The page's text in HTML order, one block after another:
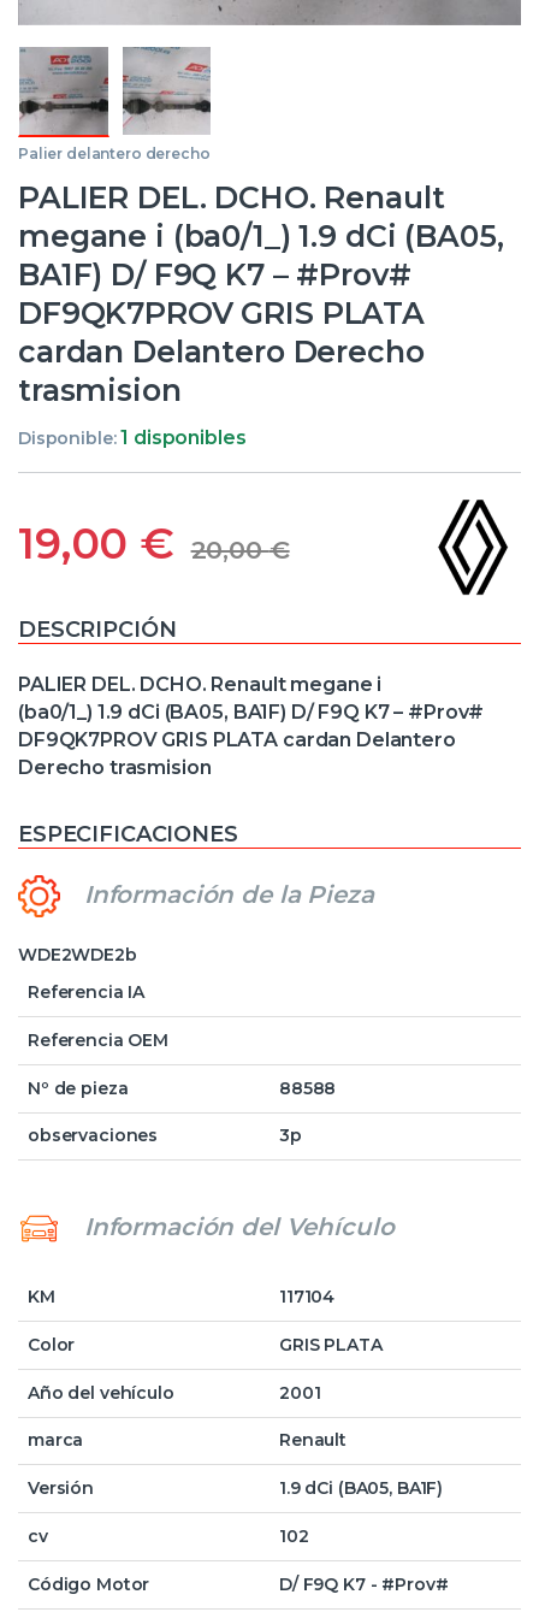
Palier delantero derecho
PALIER DEL. DCHO. Renault
megane i (ba0/1_) 1.9 dCi (BA05,
BA1F) D/ F9Q K7 – #Prov#
DF9QK7PROV GRIS PLATA
cardan Delantero Derecho
trasmision
Disponible:1 disponibles
19,00 € 20,00€
DESCRIPCIÓN
PALIER DEL. DCHO. Renault megane i
(ba0/1_) 1.9 dCi (BA05, BA1F) D/ F9Q K7 – #Prov#
DF9QK7PROV GRIS PLATA cardan Delantero
Derecho trasmision
ESPECIFICACIONES
Información de la Pieza
WDE2WDE2b
Referencia IA
Referencia OEM
Nº de pieza 88588
observaciones 3p
Información del Vehículo
KM 117104
Color GRIS PLATA
Año del vehículo 2001
marca Renault
Versión 1.9 dCi (BA05, BA1F)
cv 102
Código Motor D/ F9Q K7 - #Prov#